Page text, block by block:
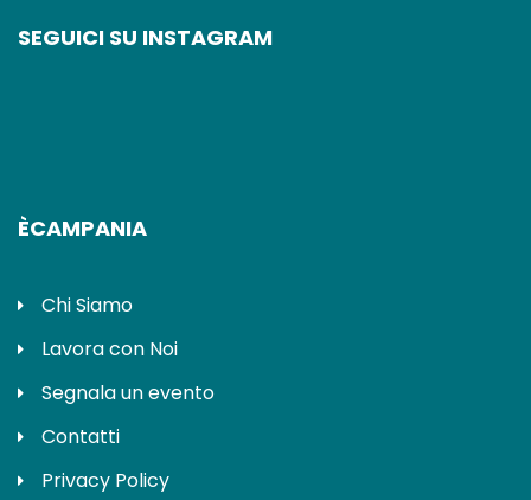
SEGUICI SU INSTAGRAM
ÈCAMPANIA
Chi Siamo
Lavora con Noi
Segnala un evento
Contatti
Privacy Policy